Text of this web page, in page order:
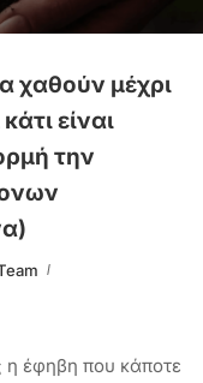
χαθούν μέχρι
είναι
την
η έφηβη που κάποτε